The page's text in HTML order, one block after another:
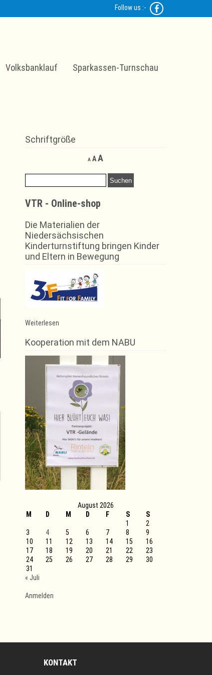
Follow us :-
Volksbanklauf Sparkassen-Turnschau
Schriftgröße
A
Decrease
font
A Reset
size.
A
size.
Suchen
nach:
VTR - Online-shop
Die Materialien der
Niedersächsischen
Kinderturnstiftung bringen Kinder
und Eltern in Bewegung
Weiterlesen
männlich
Kooperation mit dem NABU
August 2026
M
D M D F S
S
1
2
3
4 5 6 7 8
9
10
11 12 13 14 15
16
17
18 19 20 21 22
23
24
25 26 27 28 29
30
31
« Juli
Anmelden
KONTAKT